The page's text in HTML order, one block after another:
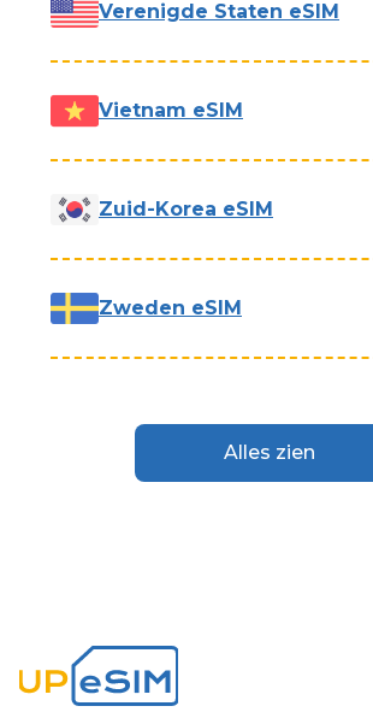
Verenigde Staten eSIM
Vietnam eSIM
Zuid-Korea eSIM
Zweden eSIM
Alles zien